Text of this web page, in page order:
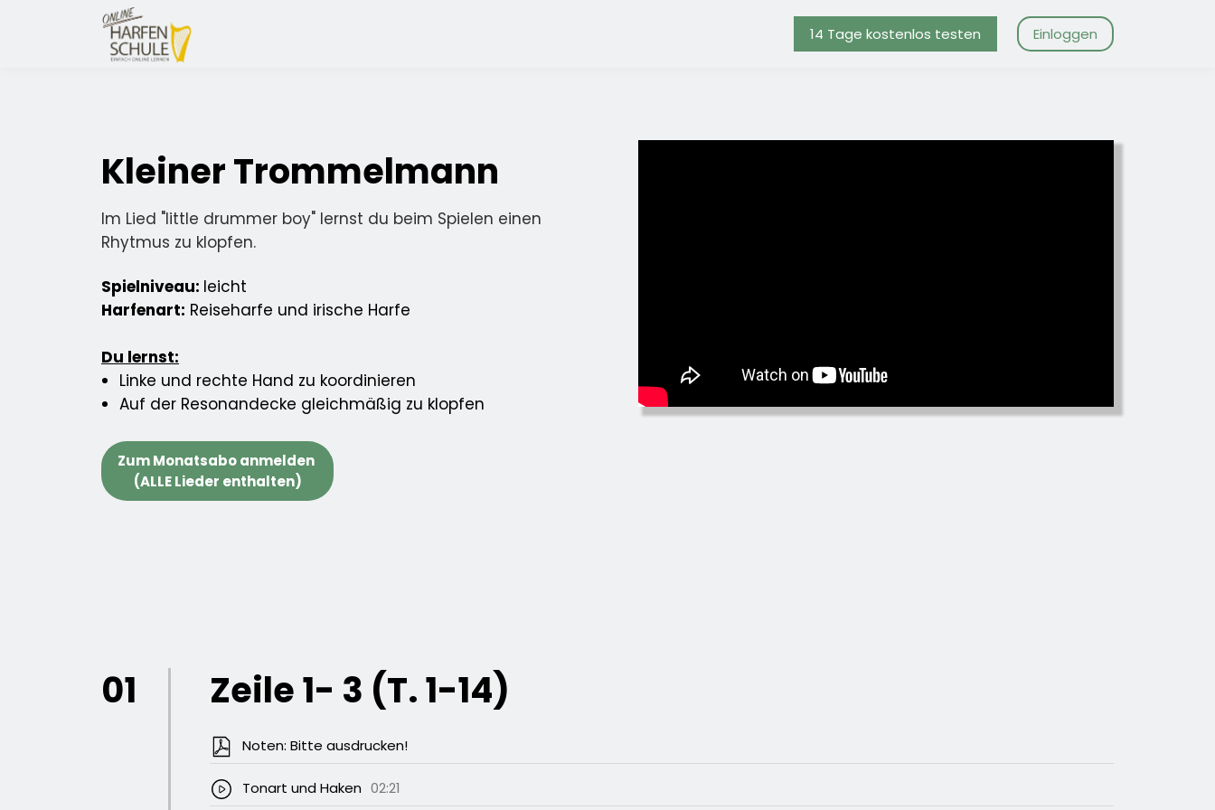
14 Tage kostenlos testen Einloggen
Kleiner Trommelmann
Im Lied "little drummer boy" lernst du beim Spielen einen
Rhytmus zu klopfen.
Spielniveau: leicht
Harfenart: Reiseharfe und irische Harfe
Du lernst:
Linke und rechte Hand zu koordinieren
Auf der Resonandecke gleichmäßig zu klopfen
Zum Monatsabo anmelden
(ALLE Lieder enthalten)
01 Zeile 1- 3 (T. 1-14)
Noten: Bitte ausdrucken!
Tonart und Haken 02:21